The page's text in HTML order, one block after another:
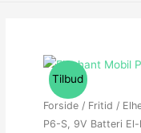
Tilbud
Forside/ Fritid /
P6-S, 9V Batteri El-